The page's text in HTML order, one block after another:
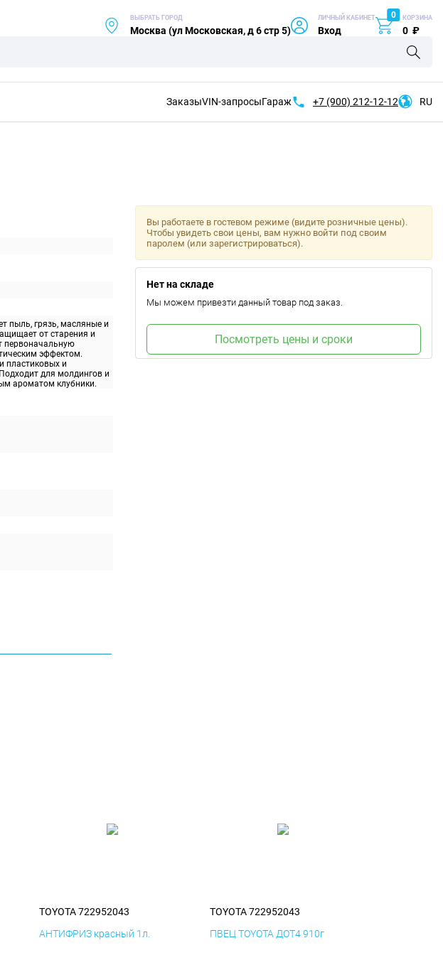
ВЫБРАТЬ ГОРОД
Москва (ул Московская, д 6 стр 5)
ЛИЧНЫЙ КАБИНЕТ
Вход
0 КОРЗИНА
0 ₽
ЗаказыVIN-запросыГараж +7 (900) 212-12-12 RU
пыль, грязь, масляные и
от старения и
первоначальную
эффектом.
пластиковых и
для молдингов и
ароматом клубники.
Вы работаете в гостевом режиме (видите розничные цены).
Чтобы увидеть свои цены, вам нужно войти под своим
паролем (или зарегистрироваться).
Нет на складе
Мы можем привезти данный товар под заказ.
Посмотреть цены и сроки
TOYOTA 722952043
АНТИФРИЗ красный 1л.
TOYOTA 722952043
ПВЕЦ TOYOTA ДОТ4 910г